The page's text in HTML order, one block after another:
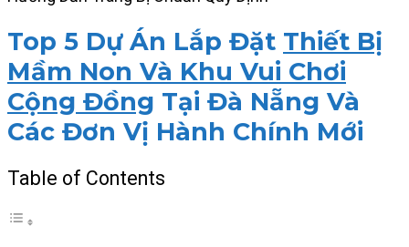
Top 5 Dự Án Lắp Đặt Thiết Bị
Mầm Non Và Khu Vui Chơi
Cộng Đồng Tại Đà Nẵng Và
Các Đơn Vị Hành Chính Mới
Table of Contents